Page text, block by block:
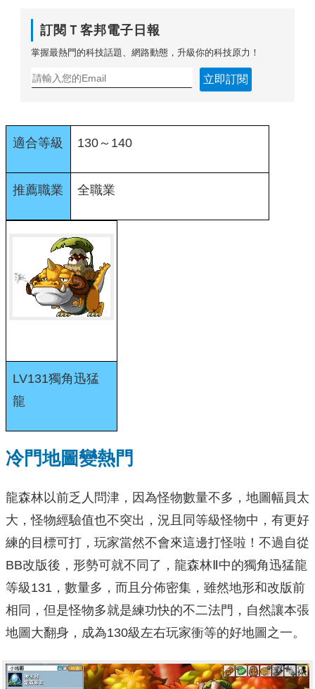
訂閱Ｔ客邦電子日報
掌握最熱門的科技話題、網路動態，升級你的科技原力！
立即訂閱
適合等級 130～140
推薦職業 全職業
LV131獨角迅猛
龍
冷門地圖變熱門
龍森林以前乏人問津，因為怪物數量不多，地圖幅員太
大，怪物經驗值也不突出，況且同等級怪物中，有更好
練的目標可打，玩家當然不會來這邊打怪啦！不過自從
BB改版後，形勢可就不同了，龍森林Ⅱ中的獨角迅猛龍
等級131，數量多，而且分佈密集，雖然地形和改版前
相同，但是怪物多就是練功快的不二法門，自然讓本張
地圖大翻身，成為130級左右玩家衝等的好地圖之一。